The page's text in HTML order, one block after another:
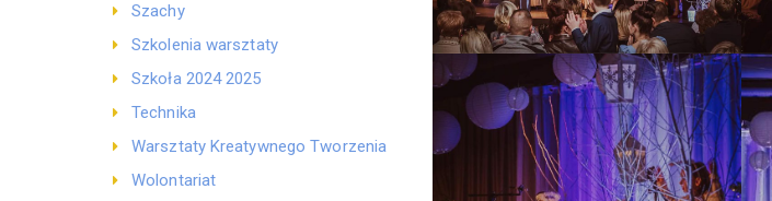
Szachy
Szkolenia warsztaty
Szkoła 2024 2025
Technika
Warsztaty Kreatywnego Tworzenia
Wolontariat